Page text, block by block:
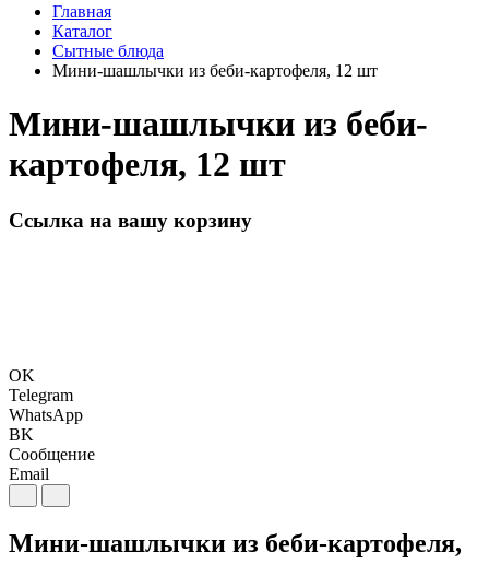
Главная
Каталог
Сытные блюда
Мини-шашлычки из беби-картофеля, 12 шт
Мини-шашлычки из беби-
картофеля, 12 шт
Ссылка на вашу корзину
OK
Telegram
WhatsApp
BK
Сообщение
Email
Мини-шашлычки из беби-картофеля,